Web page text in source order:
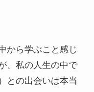
から学ぶこと感じ
、私の人生の中で
との出会いは本当